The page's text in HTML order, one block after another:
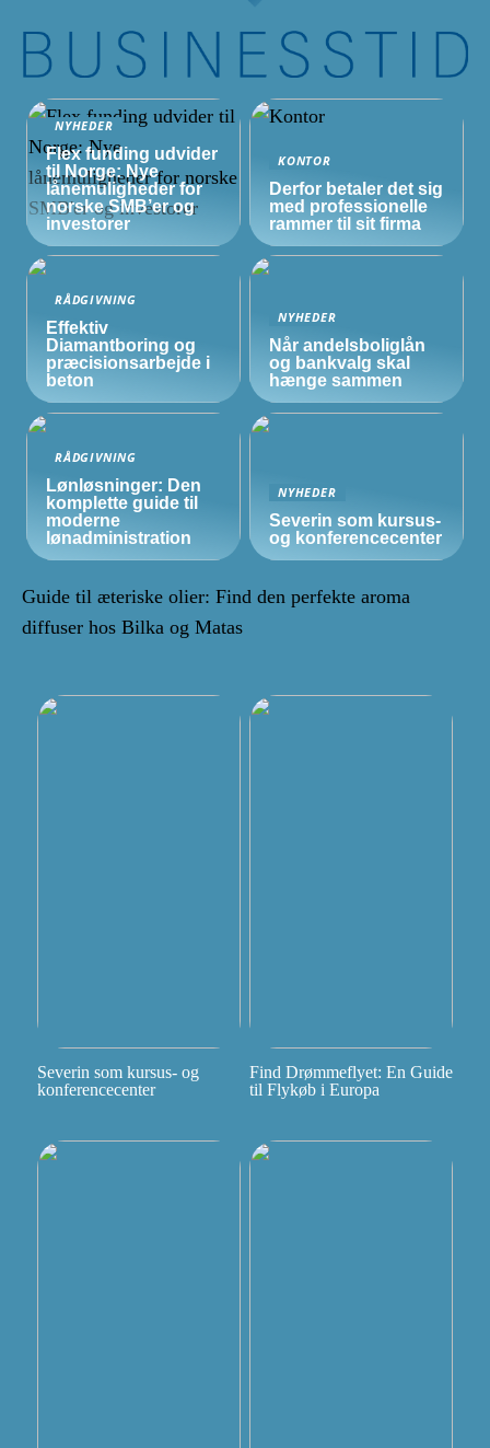
NYHEDER
Flex funding udvider
til Norge: Nye
lånemuligheder for
norskeSMB’erog
investorer
KONTOR
Derfor betaler det sig
med professionelle
rammer til sit firma
RÅDGIVNING
Effektiv
Diamantboring og
præcisionsarbejde i
beton
NYHEDER
Når andelsboliglån
og bankvalg skal
hænge sammen
RÅDGIVNING
Lønløsninger: Den
komplette guide til
moderne
lønadministration
NYHEDER
Severin som kursus-
og konferencecenter
Guide til æteriske olier: Find den perfekte aroma
diffuser hos Bilka og Matas
Severin som kursus- og
konferencecenter
Find Drømmeflyet: En Guide
til Flykøb i Europa